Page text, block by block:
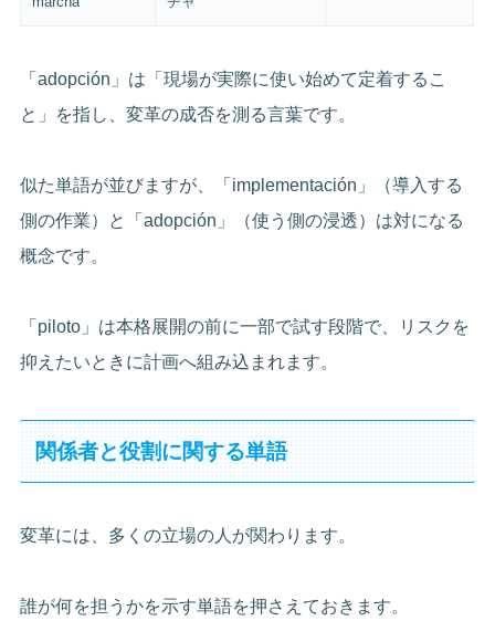
「adopción」は「現場が実際に使い始めて定着するこ
と」を指し、変革の成否を測る言葉です。
似た単語が並びますが、「implementación」（導入する
側の作業）と「adopción」（使う側の浸透）は対になる
概念です。
「piloto」は本格展開の前に一部で試す段階で、リスクを
抑えたいときに計画へ組み込まれます。
関係者と役割に関する単語
変革には、多くの立場の人が関わります。
誰が何を担うかを示す単語を押さえておきます。